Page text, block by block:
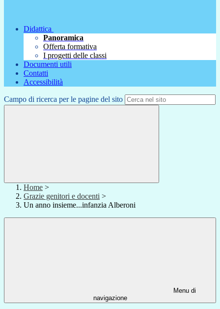
Didattica
Panoramica
Offerta formativa
I progetti delle classi
Documenti utili
Contatti
Accessibilità
Campo di ricerca per le pagine del sito
Home >
Grazie genitori e docenti >
Un anno insieme...infanzia Alberoni
Menu di
navigazione